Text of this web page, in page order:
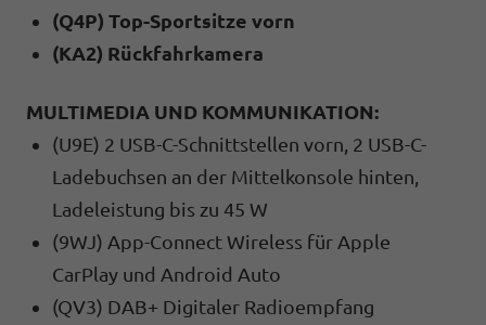
(Q4P) Top-Sportsitze vorn
(KA2) Rückfahrkamera
MULTIMEDIA UND KOMMUNIKATION:
(U9E) 2 USB-C-Schnittstellen vorn, 2 USB-C-
Ladebuchsen an der Mittelkonsole hinten,
Ladeleistung bis zu 45 W
(9WJ) App-Connect Wireless für Apple
CarPlay und Android Auto
(QV3) DAB+ Digitaler Radioempfang